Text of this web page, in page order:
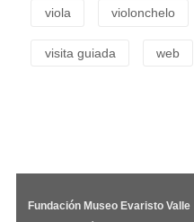
viola violonchelo
visita guiada web
Fundación Museo Evaristo Valle